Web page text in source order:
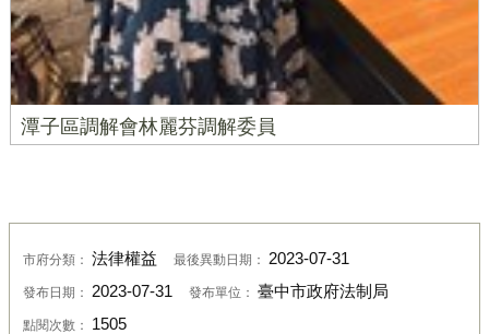
潭子區調解會林麗芬調解委員
市府分類： 法律權益 最後異動日期： 2023-07-31
發布日期： 2023-07-31 發布單位： 臺中市政府法制局
點閱次數： 1505